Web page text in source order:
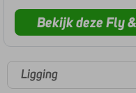
Bekijk deze Fly
Ligging